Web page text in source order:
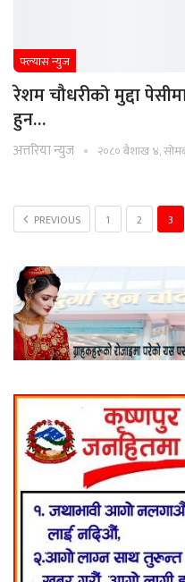
फ्ल्यास न्युज
रेशम चौधरीको मुद्दा
हुन…
अत्तरिया न्युज २०८० बैशाख ४,
PREVIOUS 1 2 3